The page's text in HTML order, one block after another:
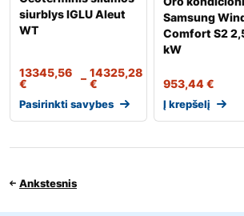
siurblys IGLU Aleut
WT
13345,56
€
– 14325,28
€
Pasirinkti savybes
Samsung
Comfort S2
kW
953,44€
Į krepšelį
Ankstesnis